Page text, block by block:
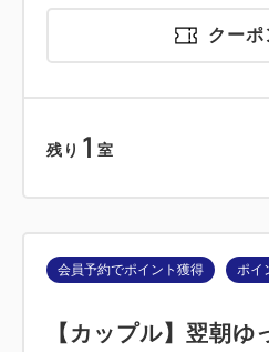
クー
残り 1 室
会員予約でポイント獲得 ポイ
【カップル】翌朝ゆ